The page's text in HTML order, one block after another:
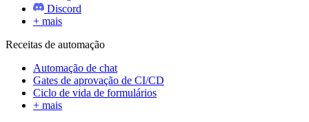
Discord
+ mais
Receitas de automação
Automação de chat
Gates de aprovação de CI/CD
Ciclo de vida de formulários
+ mais